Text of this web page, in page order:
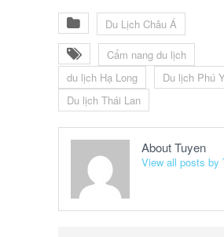
Du Lịch Châu Á
Cẩm nang du lịch
du lịch Hạ Long
Du lịch Phú
Du lịch Thái Lan
About Tuyen
View all posts by